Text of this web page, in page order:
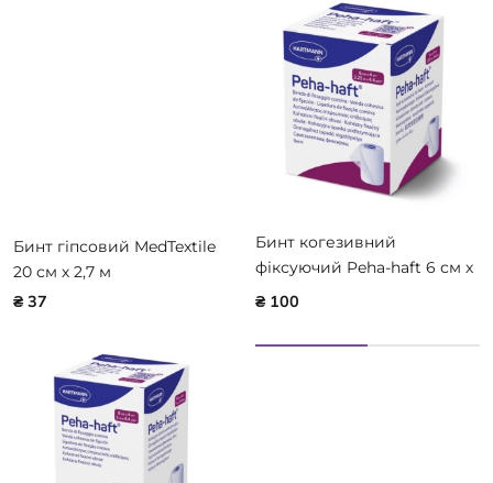
Бинт гіпсовий MedTextile
20 см х 2,7 м
₴ 37
Бинт когезивний
фіксуючий Peha-haft 6 см х
4 м
₴ 100